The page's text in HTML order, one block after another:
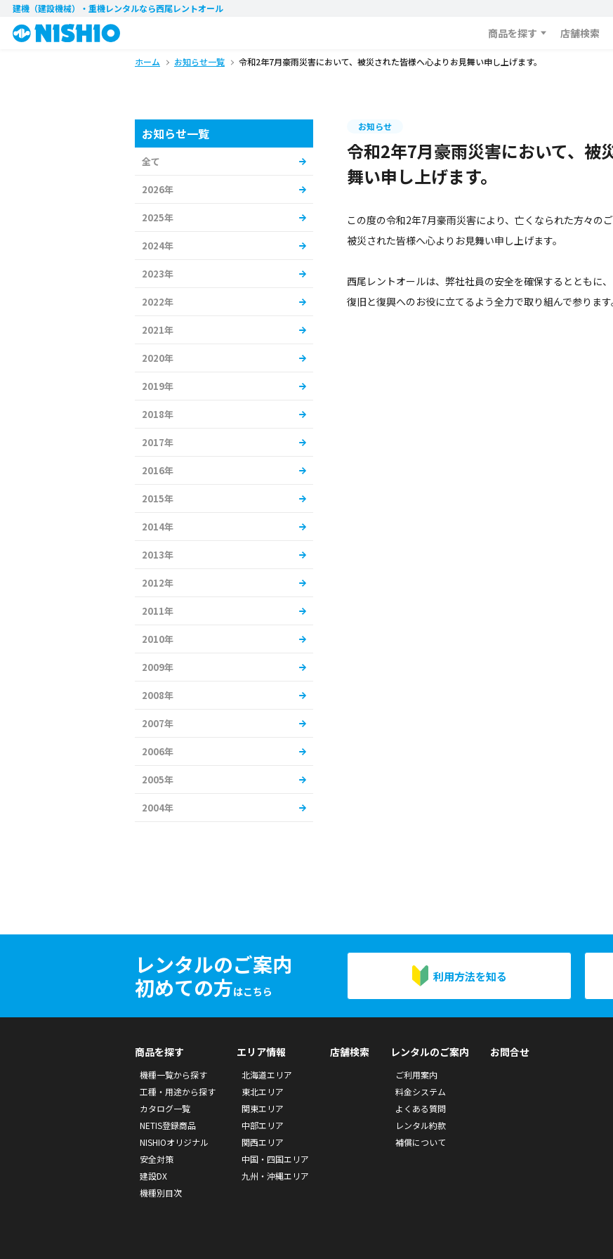
建機（建設機械）・重機レンタルなら西尾レントオール
商品を探す 店舗検索
ホーム お知らせ一覧 令和2年7月豪雨災害において、被災された皆様へ心よりお見舞い申し上げます。
お知らせ
令和2年7月豪雨災害において、被
舞い申し上げます。
この度の令和2年7月豪雨災害により、亡くなられた方々の
被災された皆様へ心よりお見舞い申し上げます。
西尾レントオールは、弊社社員の安全を確保するとともに、
復旧と復興へのお役に立てるよう全力で取り組んで参ります
お知らせ一覧
全て
2026年
2025年
2024年
2023年
2022年
2021年
2020年
2019年
2018年
2017年
2016年
2015年
2014年
2013年
2012年
2011年
2010年
2009年
2008年
2007年
2006年
2005年
2004年
レンタルのご案内
初めての方はこちら
利用方法を知る
商品を探す
機種一覧から探す
工種・用途から探す
カタログ一覧
NETIS登録商品
NISHIOオリジナル
安全対策
建設DX
機種別目次
エリア情報
北海道エリア
東北エリア
関東エリア
中部エリア
関西エリア
中国・四国エリア
九州・沖縄エリア
店舗検索 レンタルのご案内
ご利用案内
料金システム
よくある質問
レンタル約款
補償について
お問合せ